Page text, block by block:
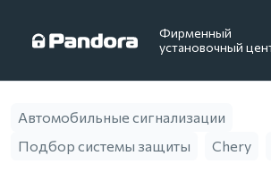
Фирменный
установочный
Автомобильные сигнализации
Подбор системы защиты
Chery